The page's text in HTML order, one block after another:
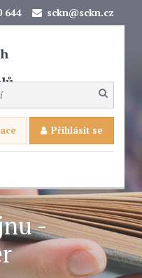
644 sckn@sckn.cz
Přihlásit se
-